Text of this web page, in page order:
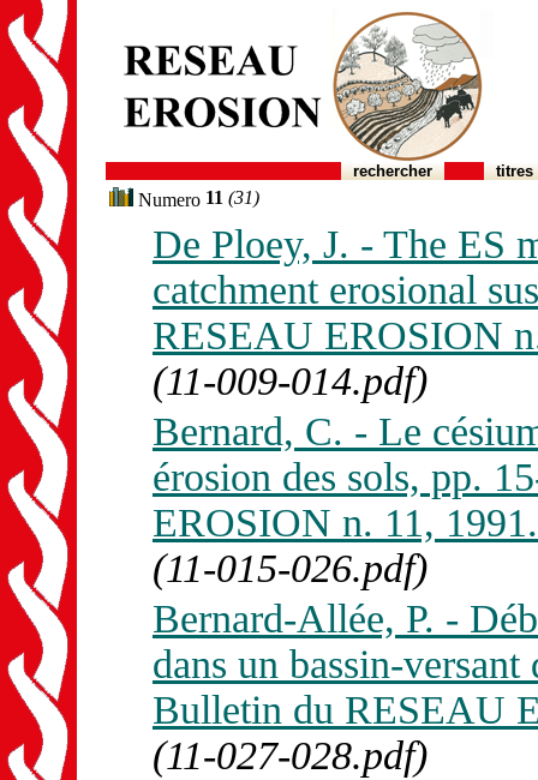
rechercher titres
Numero 11 (31)
De Ploey, J. - The ES
catchment erosional
RESEAU EROSION
(11-009-014.pdf)
Bernard, C. - Le
érosion des sols, pp.
EROSION n. 11, 1991.
(11-015-026.pdf)
Bernard-Allée, P. -
dans un bassin-
Bulletin du RESEAU
(11-027-028.pdf)